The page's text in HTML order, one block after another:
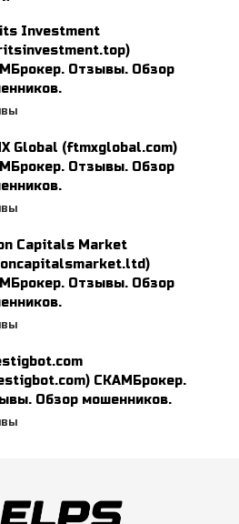
Investment
Отзывы. Обзор
Global (ftmxglobal.com)
Отзывы. Обзор
Capitals Market
Отзывы. Обзор
СКАМБрокер.
Обзор мошенников.